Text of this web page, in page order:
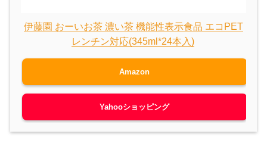
伊藤園 おーいお茶 濃い茶 機能性表示食品 エコPET
レンチン対応(345ml*24本入)
Amazon
Yahooショッピング